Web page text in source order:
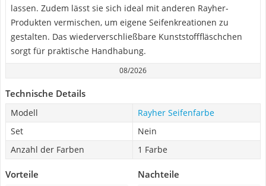
lassen. Zudem lässt sie sich ideal mit anderen Rayher-
Produkten vermischen, um eigene Seifenkreationen zu
gestalten. Das wiederverschließbare Kunststofffläschchen
sorgt für praktische Handhabung.
08/2026
Technische Details
Modell
Rayher Seifenfarbe
Set
Nein
Anzahl der Farben
1 Farbe
Vorteile Nachteile